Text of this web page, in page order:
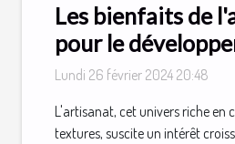
Les bienfaits de
pour le
créativité chez les
Lundi 26 février 2024 20:48
L'artisanat, cet univers riche en
textures, suscite un intérêt